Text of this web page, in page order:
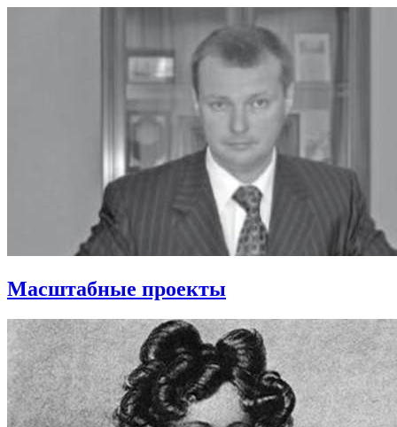
Масштабные проекты